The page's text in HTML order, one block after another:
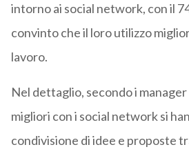
intorno ai social network, con il
convinto che il loro utilizzo
lavoro.
Nel dettaglio, secondo i
migliori con i social network si
condivisione di idee e proposte